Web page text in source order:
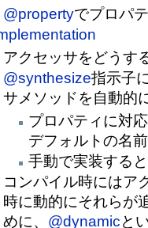
@propertyでプロパ
アクセッサをどうす
@synthesize指示子
サメソッドを自動的
プロパティに対
デフォルトの名
手動で実装する
コンパイル時にはア
時に動的にそれらが
めに、 @dynamicと